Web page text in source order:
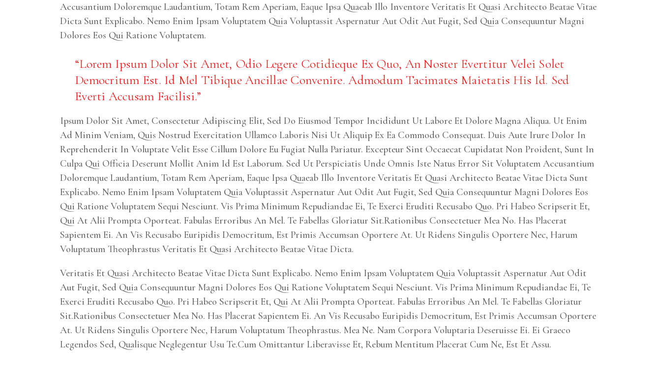
Accusantium Doloremque Laudantium, Totam Rem Aperiam, Eaque Ipsa Quaeab Illo Inventore Veritatis Et Quasi Architecto Beatae Vitae
Dicta Sunt Explicabo. Nemo Enim Ipsam Voluptatem Quia Voluptassit Aspernatur Aut Odit Aut Fugit, Sed Quia Consequuntur Magni
Dolores Eos Qui Ratione Voluptatem.
Lorem Ipsum Dolor Sit Amet, Odio Legere Cotidieque Ex Quo, An Noster Evertitur Velei Solet
Democritum Est. Id Mel Tibique Ancillae Convenire. Admodum Tacimates Maietatis His Id. Sed
Everti Accusam Facilisi.
Ipsum Dolor Sit Amet, Consectetur Adipiscing Elit, Sed Do Eiusmod Tempor Incididunt Ut Labore Et Dolore Magna Aliqua. Ut Enim
Ad Minim Veniam, Quis Nostrud Exercitation Ullamco Laboris Nisi Ut Aliquip Ex Ea Commodo Consequat. Duis Aute Irure Dolor In
Reprehenderit In Voluptate Velit Esse Cillum Dolore Eu Fugiat Nulla Pariatur. Excepteur Sint Occaecat Cupidatat Non Proident, Sunt In
Culpa Qui Officia Deserunt Mollit Anim Id Est Laborum. Sed Ut Perspiciatis Unde Omnis Iste Natus Error Sit Voluptatem Accusantium
Doloremque Laudantium, Totam Rem Aperiam, Eaque Ipsa Quaeab Illo Inventore Veritatis Et Quasi Architecto Beatae Vitae Dicta Sunt
Explicabo. Nemo Enim Ipsam Voluptatem Quia Voluptassit Aspernatur Aut Odit Aut Fugit, Sed Quia Consequuntur Magni Dolores Eos
Qui Ratione Voluptatem Sequi Nesciunt. Vis Prima Minimum Repudiandae Ei, Te Exerci Eruditi Recusabo Quo. Pri Habeo Scripserit Et,
Qui At Alii Prompta Oporteat. Fabulas Erroribus An Mel. Te Fabellas Gloriatur Sit.Rationibus Consectetuer Mea No. Has Placerat
Sapientem Ei. An Vis Recusabo Euripidis Democritum, Est Primis Accumsan Oportere At. Ut Ridens Singulis Oportere Nec, Harum
Voluptatum Theophrastus Veritatis Et Quasi Architecto Beatae Vitae Dicta.
Veritatis Et Quasi Architecto Beatae Vitae Dicta Sunt Explicabo. Nemo Enim Ipsam Voluptatem Quia Voluptassit Aspernatur Aut Odit
Aut Fugit, Sed Quia Consequuntur Magni Dolores Eos Qui Ratione Voluptatem Sequi Nesciunt. Vis Prima Minimum Repudiandae Ei, Te
Exerci Eruditi Recusabo Quo. Pri Habeo Scripserit Et, Qui At Alii Prompta Oporteat. Fabulas Erroribus An Mel. Te Fabellas Gloriatur
Sit.Rationibus Consectetuer Mea No. Has Placerat Sapientem Ei. An Vis Recusabo Euripidis Democritum, Est Primis Accumsan Oportere
At. Ut Ridens Singulis Oportere Nec, Harum Voluptatum Theophrastus. Mea Ne. Nam Corpora Voluptaria Deseruisse Ei. Ei Graeco
Legendos Sed, Qualisque Neglegentur Usu Te.Cum Omittantur Liberavisse Et, Rebum Mentitum Placerat Cum Ne, Est Et Assu.